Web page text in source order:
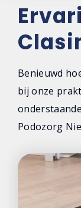
Over ons
Contact
Benieuwd
bij onze
Podozorg